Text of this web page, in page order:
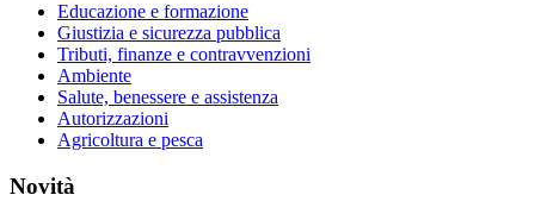
Educazione e formazione
Giustizia e sicurezza pubblica
Tributi, finanze e contravvenzioni
Ambiente
Salute, benessere e assistenza
Autorizzazioni
Agricoltura e pesca
Novità